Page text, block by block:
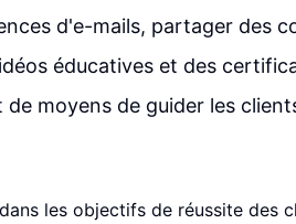
d'e-mails, partager des
éducatives et des
moyens de guider les